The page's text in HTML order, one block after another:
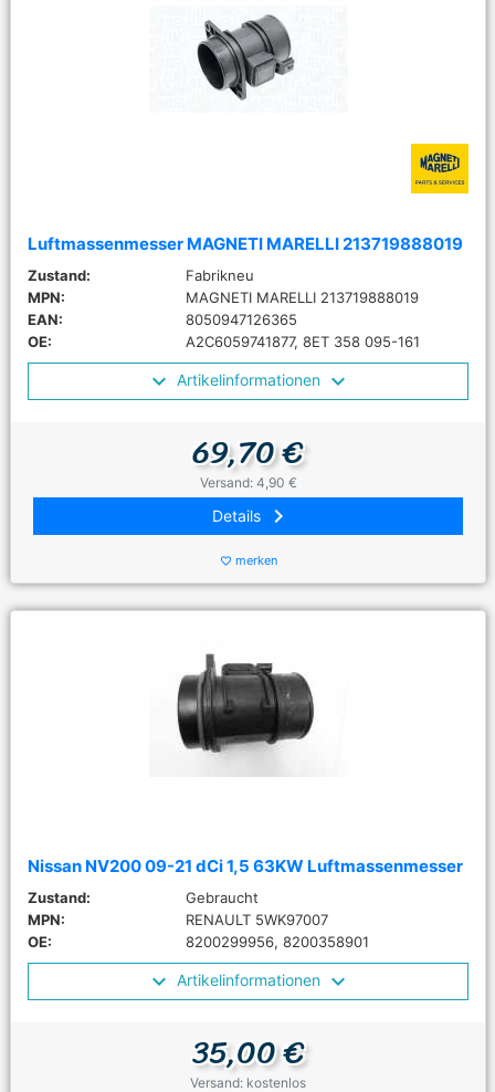
Luftmassenmesser MAGNETI MARELLI 213719888019
Zustand:
Fabrikneu
MPN:
MAGNETI MARELLI 213719888019
EAN:
8050947126365
OE:
A2C6059741877, 8ET 358 095-161
Artikelinformationen
69,70 €
Versand: 4,90 €
Details keyboard_arrow_right
favorite_border merken
Nissan NV200 09-21 dCi 1,5 63KW Luftmassenmesser
Zustand:
Gebraucht
MPN:
RENAULT 5WK97007
OE:
8200299956, 8200358901
Artikelinformationen
35,00 €
Versand: kostenlos